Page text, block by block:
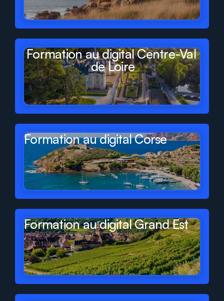
Formation au digital Centre-Val
de Loire
Formation au digital Corse
Formation au digital Grand Est